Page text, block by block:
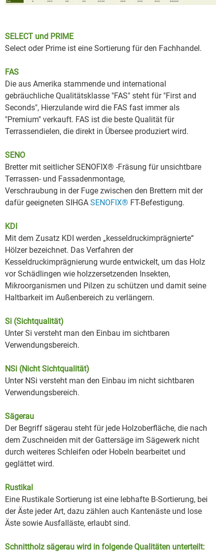
SELECT und PRIME
Select oder Prime ist eine Sortierung für den Fachhandel.
FAS
Die aus Amerika stammende und international
gebräuchliche Qualitätsklasse "FAS" steht für "First and
Seconds", Hierzulande wird die FAS fast immer als
"Premium" verkauft. FAS ist die beste Qualität für
Terrassendielen, die direkt in Übersee produziert wird.
SENO
Bretter mit seitlicher SENOFIX® -Fräsung für unsichtbare
Terrassen- und Fassadenmontage,
Verschraubung in der Fuge zwischen den Brettern mit der
dafür geeigneten SIHGA SENOFIX® FT-Befestigung.
KDI
Mit dem Zusatz KDI werden „kesseldruckimprägnierte“
Hölzer bezeichnet. Das Verfahren der
Kesseldruckimprägnierung wurde entwickelt, um das Holz
vor Schädlingen wie holzzersetzenden Insekten,
Mikroorganismen und Pilzen zu schützen und damit seine
Haltbarkeit im Außenbereich zu verlängern.
Si (Sichtqualität)
Unter Si versteht man den Einbau im sichtbaren
Verwendungsbereich.
NSi (Nicht Sichtqualität)
Unter NSi versteht man den Einbau im nicht sichtbaren
Verwendungsbereich.
Sägerau
Der Begriff sägerau steht für jede Holzoberfläche, die nach
dem Zuschneiden mit der Gattersäge im Sägewerk nicht
durch weiteres Schleifen oder Hobeln bearbeitet und
geglättet wird.
Rustikal
Eine Rustikale Sortierung ist eine lebhafte B-Sortierung, bei
der Äste jeder Art, dazu zählen auch Kantenäste und lose
Äste sowie Ausfalläste, erlaubt sind.
Schnittholz sägerau wird in folgende Qualitäten unterteilt: